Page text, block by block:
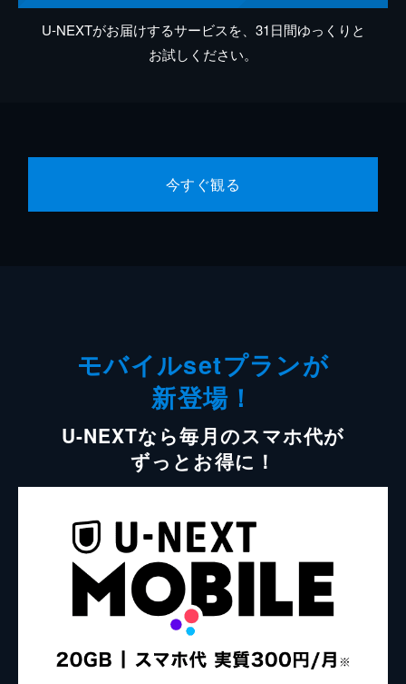
U-NEXTがお届けするサービスを、31日間ゆっくりと
お試しください。
今すぐ観る
モバイルsetプランが
新登場！
U-NEXTなら毎月のスマホ代が
ずっとお得に！